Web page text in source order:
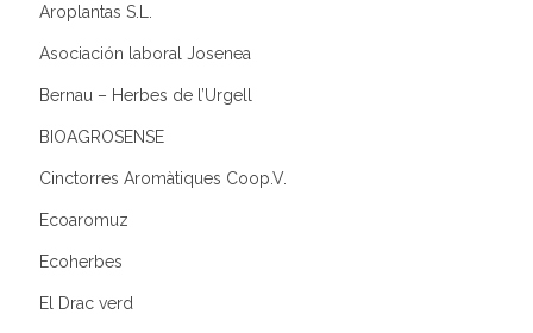
Aroplantas S.L.
Asociación laboral Josenea
Bernau – Herbes de l’Urgell
BIOAGROSENSE
Cinctorres Aromàtiques Coop.V.
Ecoaromuz
Ecoherbes
El Drac verd